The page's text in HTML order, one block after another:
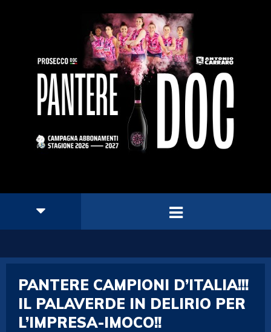
PANTERE CAMPIONI D’ITALIA!!!
IL PALAVERDE IN DELIRIO PER
L’IMPRESA-IMOCO!!